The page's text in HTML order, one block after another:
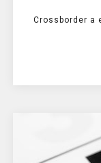
Crossborder a